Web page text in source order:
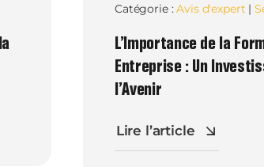
Catégorie :Avis d'expert |
L’Importance de la
Entreprise : Un
l’Avenir
Lire l’article